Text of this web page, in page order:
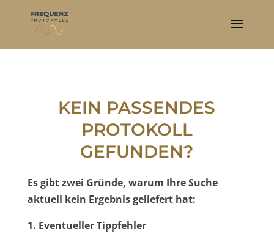
KEIN PASSENDES
PROTOKOLL
GEFUNDEN?
Es gibt zwei Gründe, warum Ihre Suche
aktuell kein Ergebnis geliefert hat:
1. Eventueller Tippfehler